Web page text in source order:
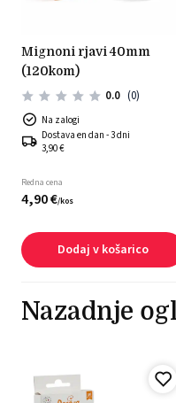
mignoni rjavi 40mm
(120kom)
0.0 (0)
Na zalogi
Dostava en dan - 3 dni
3,90 €
Redna cena
4,90€/kos
Dodaj v košarico
Nazadnje